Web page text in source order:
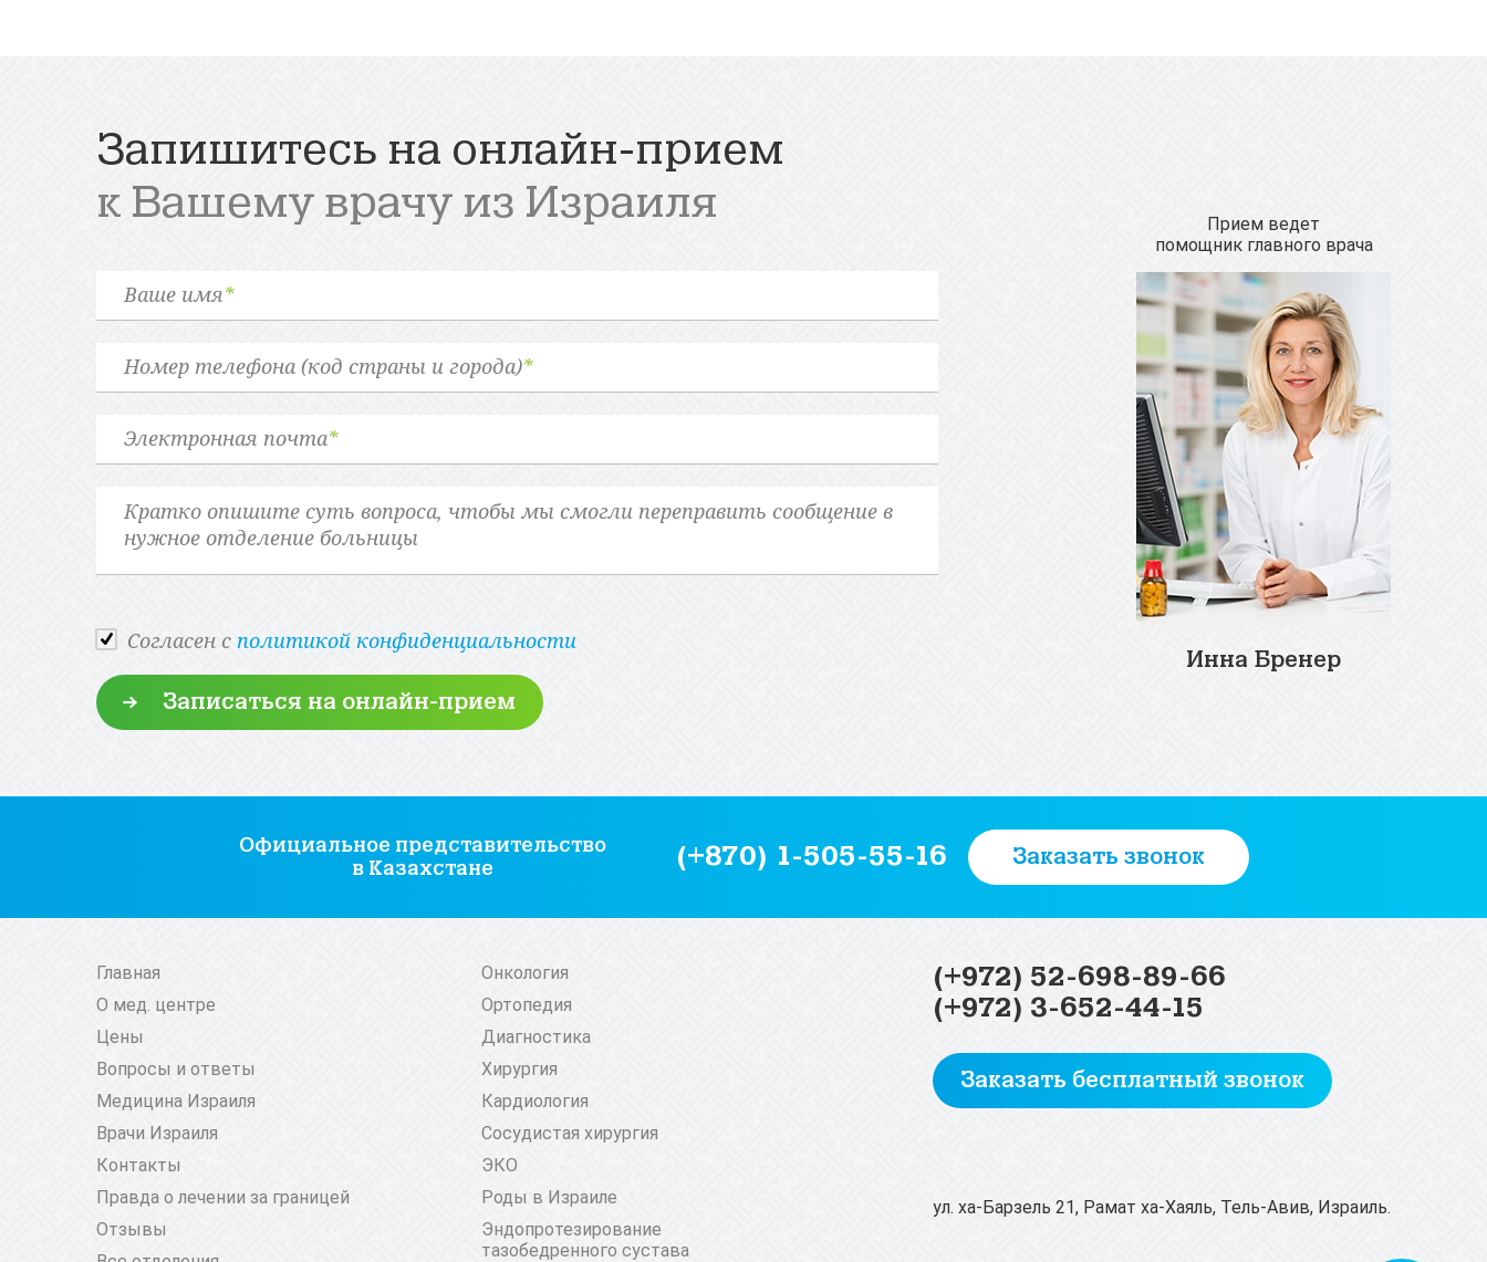
Запишитесь на онлайн-прием
к Вашему врачу из Израиля
Ваше имя*
Номер телефона (код страны и города)*
Электронная почта*
Cогласен с политикой конфиденциальности
Прием ведет
помощник главного врача
Инна Бренер
Официальное представительство
в Казахстане
(+870) 1-505-55-16 Заказать звонок
(+972) 52-698-89-66
(+972) 3-652-44-15
Заказать бесплатный звонок
ул. ха-Барзель 21, Рамат ха-Хаяль, Тель-Авив, Израиль.
Главная
О мед. центре
Цены
Вопросы и ответы
Медицина Израиля
Врачи Израиля
Контакты
Правда о лечении за границей
Отзывы
Онкология
Ортопедия
Диагностика
Хирургия
Кардиология
Сосудистая хирургия
ЭКО
Роды в Израиле
Эндопротезирование
тазобедренного сустава